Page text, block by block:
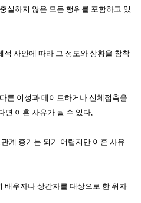
실하지 않은 모든 행위를 포함하고 있
적 사안에 따라 그 정도와 상황을 참착
른 이성과 데이트하거나 신체접촉을
면 이혼 사유가 될 수 있다,
계 증거는 되기 어렵지만 이혼 사유
배우자나 상간자를 대상으로 한 위자